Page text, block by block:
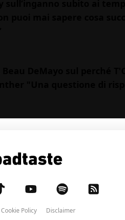
sull’inganno subito ai tempi
puoi mai sapere cosa
DeMayo sul perché
"Una questione di
Cookie Policy Disclaimer